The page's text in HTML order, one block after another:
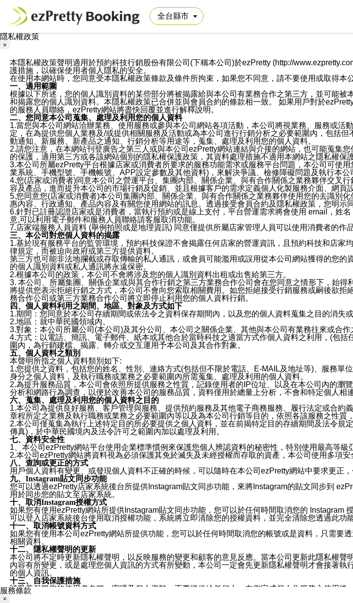
隱私權政策
×
本隱私權政策聲明適用於預約科技行銷股份有限公司(下稱本公司)於ezPretty (http://
護措施，以確保使用者個人隱私的安全。
在使用本網站時，您同意受本隱私權政策條款及條件所拘束，如果您不同意，請不要使用或取得本
一、適用範圍
根據以下所述，您的個人識別資料的某些部分將被揭露給與本公司有業務合作之第三方，並可能
和揭露您的個人識別資料。本隱私權政策已合併並與會員合約的條款相一致。 如果用戶對於
的服務人員聯絡，ezPretty網站將盡快回覆並進行解釋說明。
二、您同意本公司蒐集、處理及利用您的個人資料
1.當您與本公司網站洽辦業務、使用服務或參與本公司網站各項活動，本公司將視業務、服務或
定，在為提供您個人業務及/或提供相關服務及活動或為本公司進行行銷分析之必要範圍內，包括
動通知、新服務、新產品之通知、行銷分析等用途等，蒐集、處理及利用您的個人資料。
2.請您注意，在本網站刊登廣告之第三人或與本公司ezPretty網站連結與介接的網站，也可能蒐集
的保護，適用第三方或各該網站個別的隱私權保護政策，其資料處理措施不適用本網站之隱私權保
3.本公司所屬ezPretty平台根據店家或消費者所要求的服務功能需求或服務平台問題，本公司可使
業系統、手機型號、手機帳號、APP設定參數及其他資料)，來解決爭議、檢修障礙問題及執行本
4.您(店家或消費者)同意本公司之營運平台、集團內部、關係企業、與有合作關係之業務夥伴交叉
容及產品，進而提升本公司的市場行銷及促銷、並且根據客戶的需求定義個人化製服務介面、網頁
5.您同意您(店家或消費者)本公司集團內部、關係企業、與有合作關係之業務夥伴使用您的去識別
惠內容、行政通知、產品內容及有關您使用網站的訊息。透過接受會員合約及隱私權政策，您明示
6.針對已註冊認證店家或是消費者，當執行預約或是線上支付，平台營運需求將會使用 email，姓
意,可以利用電子郵件和服務人員聯絡請客服取消功能。
7.店家端服務人員資料 (舉例拍照或是地理資訊) 同意僅提供所屬店家管理人員可以使用消費者的作
三、本公司對您個人資料的揭露
1.基於現有服務平台的監管環境，預約科技保證不會揭露任何店家的營運資訊，且預約科技和店
律規定，而被迫向政府或第三方提供資料。
第三方也可能非法地攔截或存取傳輸的私人通訊，或會員可能濫用或誤用從本公司網站獲得的您
的個人識別資料或私人通訊將永遠保密。
2.根據本公司的政策，本公司不會將涉及您的個人識別資料出租或出售給第三方。
3. 本公司、所屬集團、關係企業或與其合作行銷之第三方業務合作公司會在您同意之情形下，始
將提供您表示拒絕行銷之方式，本公司不會向您索取相關費用。如您拒絕接受行銷服務或嗣後欲
務合作公司或第三方業務合作公司將立即停止利用您的個人資料行銷。
四、個人資料利用之期間、地區、對象及方式如下
1.期間：您同意於本公司存續期間或依法令之資料保存期間內，以及您的個人資料蒐集之目的消失
2.地區：就中華民國領域內。
3.對象：本公司所屬公司(本公司)及其分公司、本公司之關係企業、其他與本公司有業務往來或合作
4.方式：以電話、簡訊、電子郵件、紙本或其他合於當時科技之適當方式作個人資料之利用，(包
圍內，為行銷建檔、揭露、轉介或交互運用予本公司及其合作對象。
五、個人資料之類別
本聲明所指之個人資料類別如下:
1.您提供之資料，包括您的姓名、性別、連絡方式(包括但不限於電話、E-MAIL及地址等)、服務
身分之個人資料，及執行職務或業務之必要範圍內所需蒐集、處理及利用的個人資料。
2.為提升服務品質，本公司會依照所提供服務之性質，記錄使用者的IP位址、以及在本公司內的
分析和網路行為調查，以便於改善本公司的服務品質，資料僅用於總量上分析，不會和特定個人相連
六、蒐集、處理及利用您的個人資料之目的
1.本公司為提供良好服務、客戶管理與服務、提供預約服務及其他電子商務服務、履行法定或合
章程所定之業務及執行職務或業務之必要範圍內等以及為本公司行銷等目的，依照各該服務之性質
2.本公司僅蒐集為執行上述特定目的所必要提供之個人資料，並在前揭特定目的存續期間及法令規
傳真)，於中華民國境內及法令許可之範圍內加以處理及利用。
七、資料安全性
1、本公司ezPretty網站平台使用企業標準慣例來保護您個人辨認資料的秘密性，特別使用最高等
2.本公司ezPretty網站將資料視為必須保護其免於滅失及未經授權而存取的資產，本公司使用多項
八、查詢或更正的方式
用戶個人資料有變更、或發現個人資料不正確的時候，可以隨時在本公司ezPretty網站中要求更正
九、Instagram貼文同步功能
您可以透過ezPretty店家系統後台所提供Instagram貼文同步功能，來將Instagram的貼文同步到
用於同步您的貼文至店家系統。
十、取消Instagram授權方式
如果您有使用ezPretty網站所提供Instagram貼文同步功能，您可以於任何時間取消您的
可以登入店家系統後台使用取消授權功能，系統將立即清除您的授權資料，並完全清除您透過此功
十一、取消帳號資料方式
如果您有使用本公司ezPretty網站所提供功能，您可以於任何時間取消您的帳號或是資料，只需要
相關資料。
十二、隱私權聲明的更新
本公司將不定時更新隱私權聲明，以反映服務的變更和顧客的意見反應。當本公司更新此隱私權
內容有所變更，或是處理您個人資訊的方式有所變動，本公司一定會先更新隱私權聲明才會接著
的個人資訊。
十三、自我保護措施
請妥善保管您的使用者名稱、密碼及個人資料，不要提供給任何人。在您完成個人化服務之使用
窗，以防止他人讀取您的個人資料、信件或進入所機關管理區。
服務條款
×